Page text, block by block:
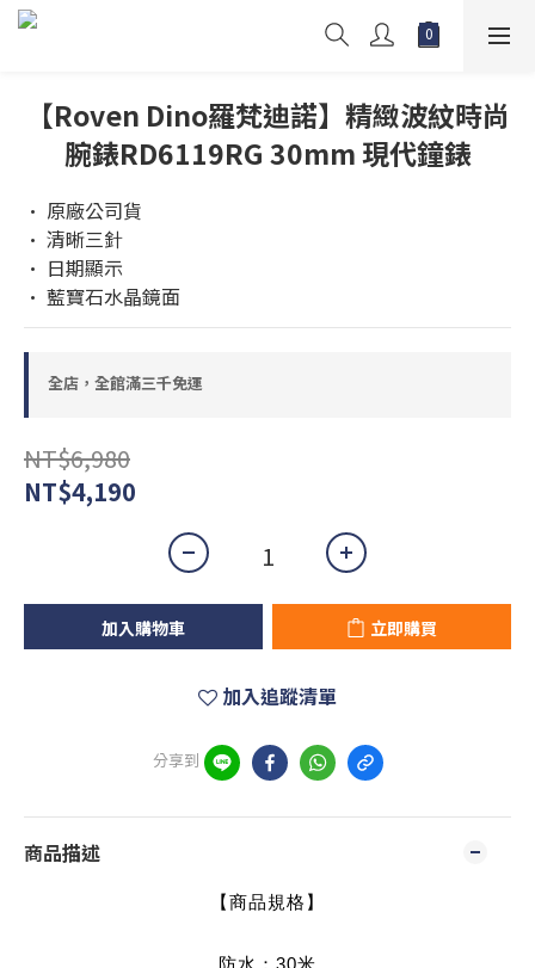
【Roven Dino羅梵迪諾】精緻波紋時尚
腕錶RD6119RG 30mm 現代鐘錶
• 原廠公司貨
• 清晰三針
• 日期顯示
• 藍寶石水晶鏡面
全店，全館滿三千免運
NT$6,980
NT$4,190
加入購物車 立即購買
加入追蹤清單
分享到
商品描述
【商品規格】
防水：30米